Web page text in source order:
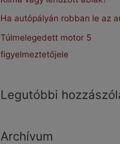
Ha autópályán robban le az
Túlmelegedett motor 5
figyelmeztetőjele
Legutóbbi
Archívum